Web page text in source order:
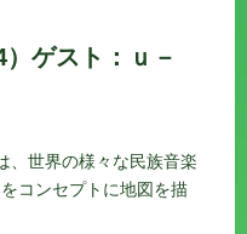
ゲスト：ｕ－
、世界の様々な民族音楽
コンセプトに地図を描